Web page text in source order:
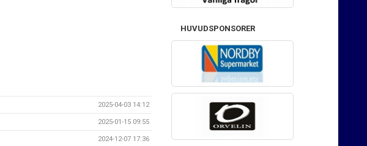
2025-04-03 14:12
2025-01-15 09:55
2024-12-07 17:36
HUVUDSPONSORER